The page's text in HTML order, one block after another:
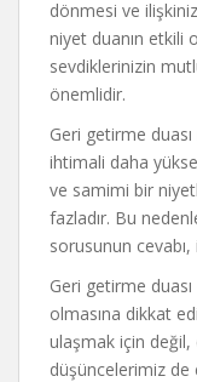
dönmesi ve
niyet duanın etkili
sevdiklerinizin
önemlidir.
Geri getirme
ihtimali daha
ve samimi bir
fazladır. Bu
sorusunun
Geri getirme
olmasına dikkat
ulaşmak için değil,
düşüncelerimiz de